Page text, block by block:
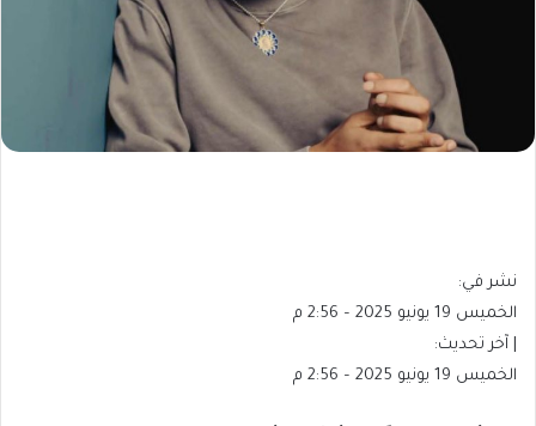
نشر في:
الخميس 19 يونيو 2025 – 2:56 م
| آخر تحديث:
الخميس 19 يونيو 2025 – 2:56 م